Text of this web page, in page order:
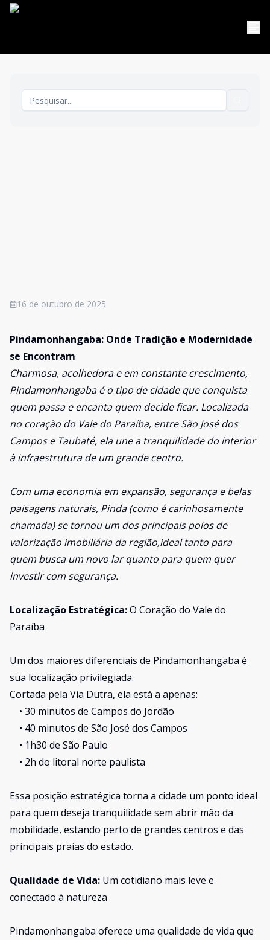
16 de outubro de 2025
Pindamonhangaba: Onde Tradição e Modernidade
se Encontram
Charmosa, acolhedora e em constante crescimento,
Pindamonhangaba é o tipo de cidade que conquista
quem passa e encanta quem decide ficar. Localizada
no coração do Vale do Paraíba, entre São José dos
Campos e Taubaté, ela une a tranquilidade do interior
à infraestrutura de um grande centro.
Com uma economia em expansão, segurança e belas
paisagens naturais, Pinda (como é carinhosamente
chamada) se tornou um dos principais polos de
valorização imobiliária da região,ideal tanto para
quem busca um novo lar quanto para quem quer
investir com segurança.
Localização Estratégica:O Coração do Vale do
Paraíba
Um dos maiores diferenciais de Pindamonhangaba é
sua localização privilegiada.
Cortada pela Via Dutra, ela está a apenas:
• 30 minutos de Campos do Jordão
• 40 minutos de São José dos Campos
• 1h30 de São Paulo
• 2h do litoral norte paulista
Essa posição estratégica torna a cidade um ponto ideal
para quem deseja tranquilidade sem abrir mão da
mobilidade, estando perto de grandes centros e das
principais praias do estado.
Qualidade de Vida: Um cotidiano mais leve e
conectado à natureza
Pindamonhangaba oferece uma qualidade de vida que